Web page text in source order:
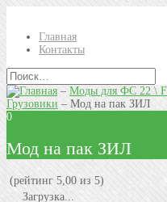
Главная
Контакты
–Моды для ФС 22 \
Грузовики – Мод на пак ЗИЛ
0
Мод на пак ЗИЛ
(рейтинг 5,00 из 5)
Загрузка...